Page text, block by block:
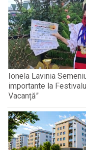
Ionela Lavinia
importante la
Vacanță”